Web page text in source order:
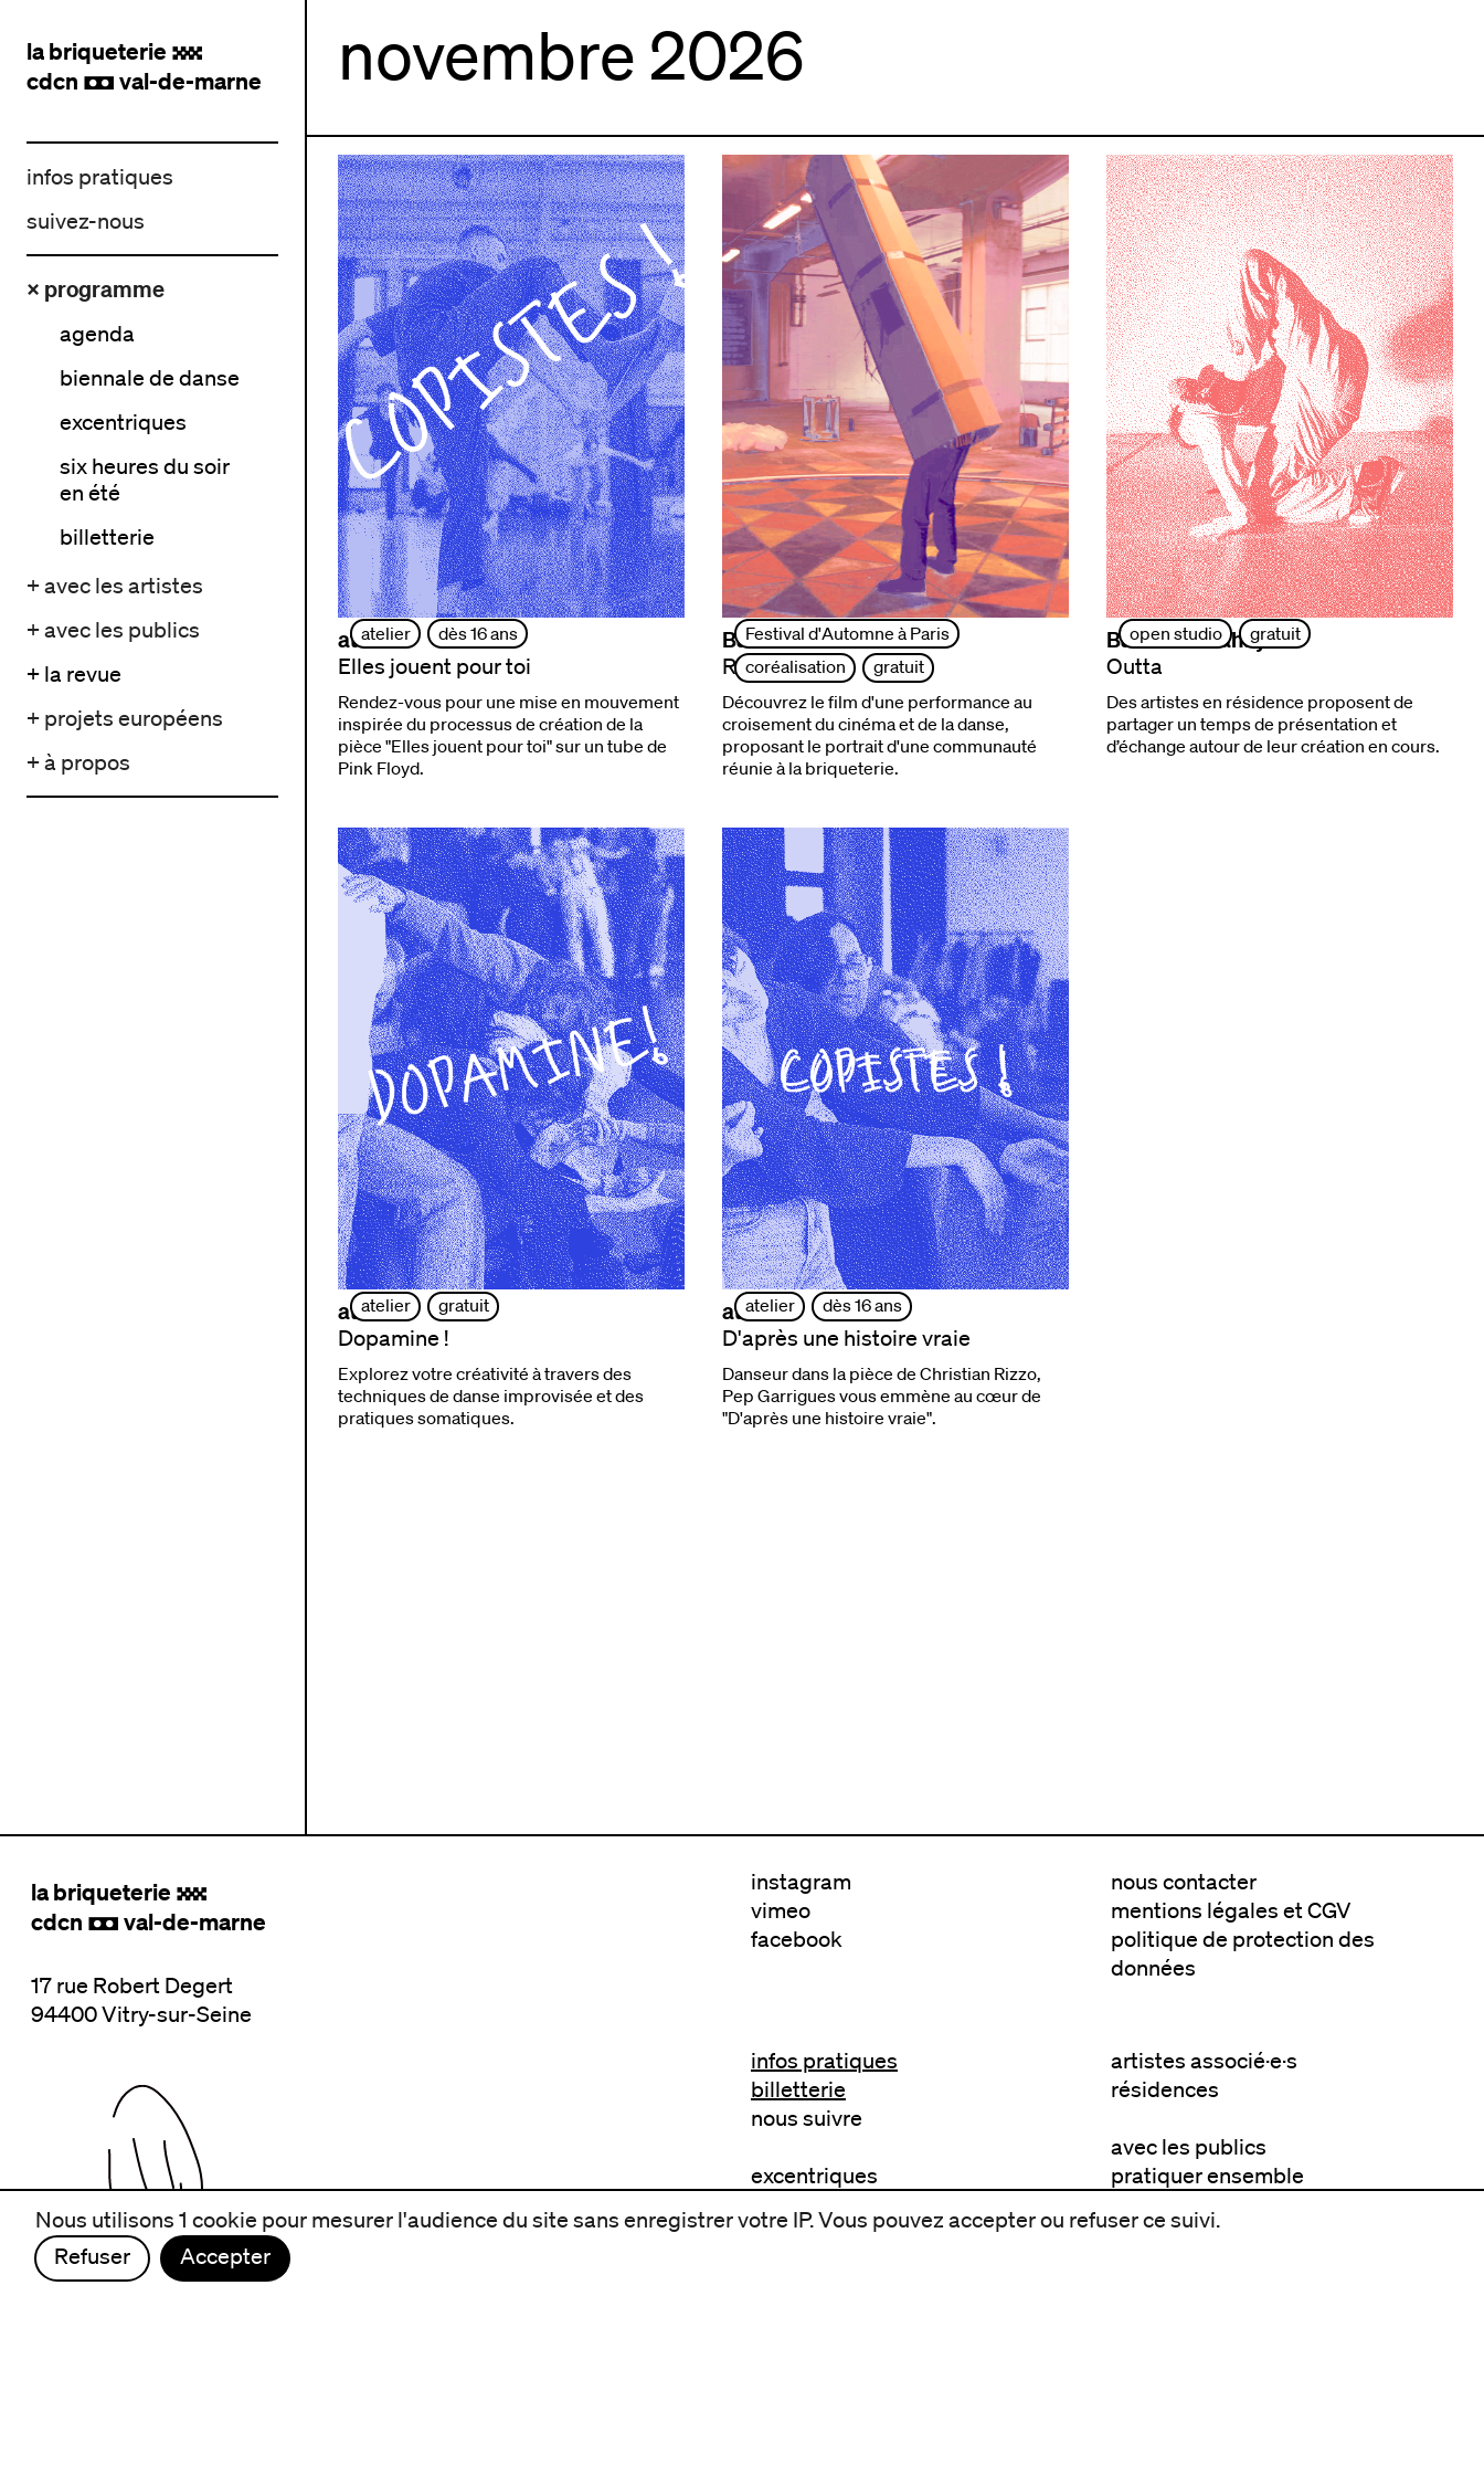
la briqueterie .
cdcn , val-de-marne
infos pratiques
suivez-nous
× programme
agenda
biennale de danse
excentriques
six heures du soir
en été
billetterie
+ avec les artistes
+ avec les publics
+ la revue
+ projets européens
+ à propos
novembre 2026
atelier dès 16 ans
ateliers
Elles jouent pour toi
Rendez-vous pour une mise en mouvement
inspirée du processus de création de la
pièce "Elles jouent pour toi" sur un tube de
Pink Floyd.
Festival d'Automne à Paris
coréalisation
gratuit
Back To Back Theatre
RADIAL
Découvrez le film d'une performance au
croisement du cinéma et de la danse,
proposant le portrait d'une communauté
réunie à la briqueterie.
open studio gratuit
Bashir Al Mahayni
Outta
Des artistes en résidence proposent de
partager un temps de présentation et
d’échange autour de leur création en cours.
atelier gratuit
atelier
Dopamine !
Explorez votre créativité à travers des
techniques de danse improvisée et des
pratiques somatiques.
atelier dès 16 ans
ateliers
D'après une histoire vraie
Danseur dans la pièce de Christian Rizzo,
Pep Garrigues vous emmène au cœur de
"D'après une histoire vraie".
la briqueterie .
cdcn , val-de-marne
17 rue Robert Degert
94400 Vitry-sur-Seine
instagram
vimeo
facebook
nous contacter
mentions légales et CGV
politique de protection des
données
infos pratiques
billetterie
nous suivre
excentriques
du Val-de-Marne
artistes associé·e·s
résidences
avec les publics
pratiquer ensemble
prendre soin
Nous utilisons 1 cookie pour mesurer l'audience du site sans enregistrer votre IP. Vous pouvez accepter ou refuser ce suivi.
Refuser
Accepter